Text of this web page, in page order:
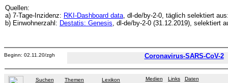
Quellen:
a) 7-Tage-Inzidenz: RKI-Dashboard data, dl-de/by-2-0, täglich selektiert
b) Einwohnerzahl: Destatis: Genesis, dl-de/by-2-0 (31.12.2019), selektiert
Beginn: 02.11.20/zgh Coronavirus-SARS-CoV-2
Suchen Themen
Lexikon
Medien Links
Daten